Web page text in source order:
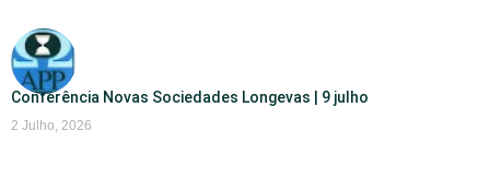
Conferência Novas Sociedades Longevas | 9 julho
2 Julho, 2026